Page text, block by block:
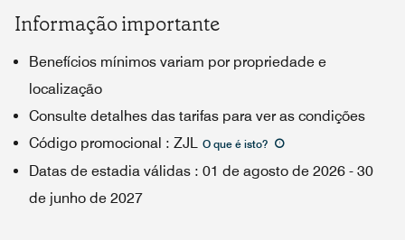
Informação importante
Benefícios mínimos variam por propriedade e
localização
Consulte detalhes das tarifas para ver as condições
Código promocional : ZJL O que é isto?
Datas de estadia válidas : 01 de agosto de 2026 - 30
de junho de 2027